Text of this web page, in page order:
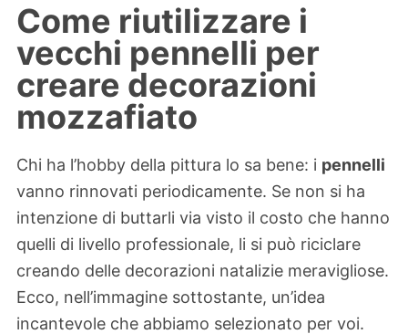
Come riutilizzare i
vecchi pennelli per
creare decorazioni
mozzafiato
Chi ha l’hobby della pittura lo sa bene: i pennelli
vanno rinnovati periodicamente. Se non si ha
intenzione di buttarli via visto il costo che hanno
quelli di livello professionale, li si può riciclare
creando delle decorazioni natalizie meravigliose.
Ecco, nell’immagine sottostante, un’idea
incantevole che abbiamo selezionato per voi.